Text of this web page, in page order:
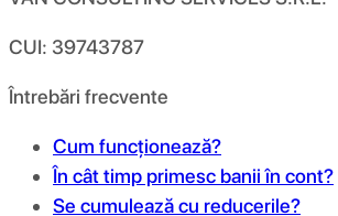
CUI: 39743787
Întrebări frecvente
Cum funcționează?
În cât timp primesc banii în cont?
Se cumulează cu reducerile?